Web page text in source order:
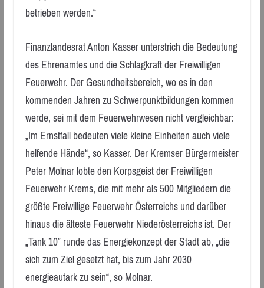
betrieben werden.“
Finanzlandesrat Anton Kasser unterstrich die Bedeutung
des Ehrenamtes und die Schlagkraft der Freiwilligen
Feuerwehr. Der Gesundheitsbereich, wo es in den
kommenden Jahren zu Schwerpunktbildungen kommen
werde, sei mit dem Feuerwehrwesen nicht vergleichbar:
„Im Ernstfall bedeuten viele kleine Einheiten auch viele
helfende Hände“, so Kasser. Der Kremser Bürgermeister
Peter Molnar lobte den Korpsgeist der Freiwilligen
Feuerwehr Krems, die mit mehr als 500 Mitgliedern die
größte Freiwillige Feuerwehr Österreichs und darüber
hinaus die älteste Feuerwehr Niederösterreichs ist. Der
„Tank 10″ runde das Energiekonzept der Stadt ab, „die
sich zum Ziel gesetzt hat, bis zum Jahr 2030
energieautark zu sein“, so Molnar.